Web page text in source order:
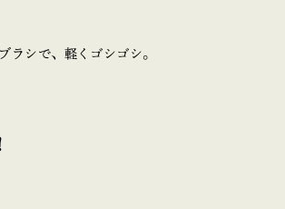
ラシで、軽くゴシゴシ。